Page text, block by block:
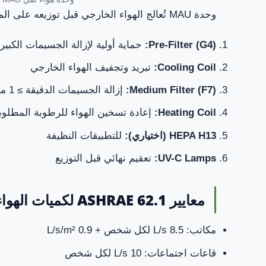
وحدة MAU تُعالج الهواء الخارجي قبل توزيعه على المبنى. يجب أن تشمل:
Pre-Filter (G4): حماية أولية لإزالة الجسيمات
Cooling Coil: تبريد وتجفيف الهواء الخارجي
Medium Filter (F7): إزالة الجسيمات الدقيقة ≥ 1 ميكرون
Heating Coil: إعادة تسخين الهواء للرطوبة
HEPA H13 (اختياري): للتطبيقات النظيفة
UV-C Lamps: تعقيم نهائي قبل التوزيع
معايير ASHRAE 62.1 لكميات الهواء النقي
مكاتب: 8.5 L/s لكل شخص + 0.9 L/s/m²
قاعات اجتماعات: 10 L/s لكل شخص